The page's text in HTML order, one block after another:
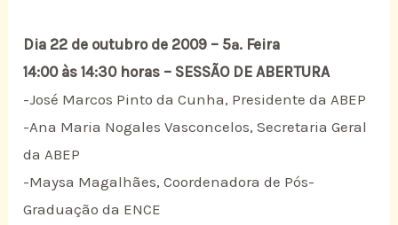
Dia 22 de outubro de 2009 – 5ª. Feira
14:00 às 14:30 horas – SESSÃO DE ABERTURA
-José Marcos Pinto da Cunha, Presidente da ABEP
-Ana Maria Nogales Vasconcelos, Secretaria Geral
da ABEP
-Maysa Magalhães, Coordenadora de Pós-
Graduação da ENCE